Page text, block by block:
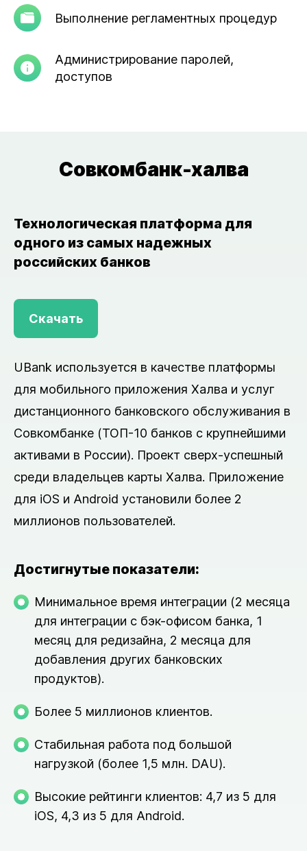
Выполнение регламентных процедур
Администрирование паролей,
доступов
Совкомбанк-халва
Технологическая платформа для
одного из самых надежных
российских банков
Скачать
UBank используется в качестве платформы
для мобильного приложения Халва и услуг
дистанционного банковского обслуживания в
Совкомбанке (ТОП-10 банков с крупнейшими
активами в России). Проект сверх-успешный
среди владельцев карты Халва. Приложение
для iOS и Android установили более 2
миллионов пользователей.
Достигнутые показатели:
Минимальное время интеграции (2 месяца
для интеграции с бэк-офисом банка, 1
месяц для редизайна, 2 месяца для
добавления других банковских
продуктов).
Более 5 миллионов клиентов.
Стабильная работа под большой
нагрузкой (более 1,5 млн. DAU).
Высокие рейтинги клиентов: 4,7 из 5 для
iOS, 4,3 из 5 для Android.